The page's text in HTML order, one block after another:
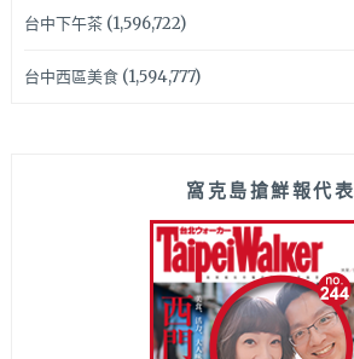
台中下午茶(1,596,722)
台中西區美食(1,594,777)
窩克島搶鮮報代表